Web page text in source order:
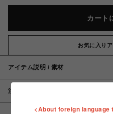
カート
お気に入り
アイテム説明 / 素材
注意事項
<About foreign language